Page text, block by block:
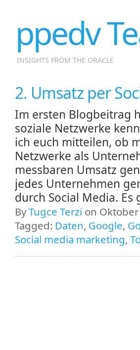
ppedv
INSIGHTS FROM THE ORACLE
2. Umsatz per
Im ersten Blogbeitrag
soziale Netzwerke
ich euch mitteilen, ob
Netzwerke als
messbaren Umsatz
jedes Unternehmen
durch Social Media. Es
ByTugce Terzi on
Tagged: Daten, Google,
Social media marketing,